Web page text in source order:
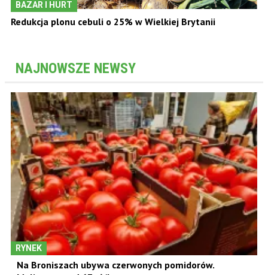
BAZAR I HURT
Redukcja plonu cebuli o 25% w Wielkiej Brytanii
NAJNOWSZE NEWSY
RYNEK
Na Broniszach ubywa czerwonych pomidorów.